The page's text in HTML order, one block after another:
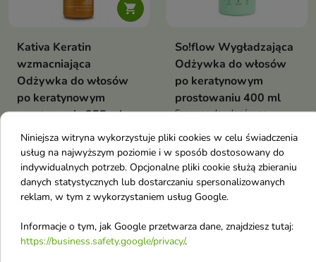
Odżywki do włosów z podziałem na
efekt działania

Kativa Keratin
wzmacniająca
Odżywka do włosów
po keratynowym
prostowaniu 355 ml
53,28 zł
So!flow Wygładzająca
Odżywka do włosów
po keratynowym
prostowaniu 400 ml
Szampon do włosów po
so!flow – delikatnie oczyszcza,
wygładza i przedłuża efekt
prostych, lśniących włosów.
Zawiera wegańską keratynę i
adaptogeny
25,19 zł
Pokazano 1-2 z 2 pozycji
Niniejsza witryna wykorzystuje pliki cookies w celu świadczenia
usług na najwyższym poziomie i w sposób dostosowany do
indywidualnych potrzeb. Opcjonalne pliki cookie służą zbieraniu
danych statystycznych lub dostarczaniu spersonalizowanych
reklam, w tym z wykorzystaniem usług Google.
Informacje o tym, jak Google przetwarza dane, znajdziesz tutaj:
https://business.safety.google/privacy/.